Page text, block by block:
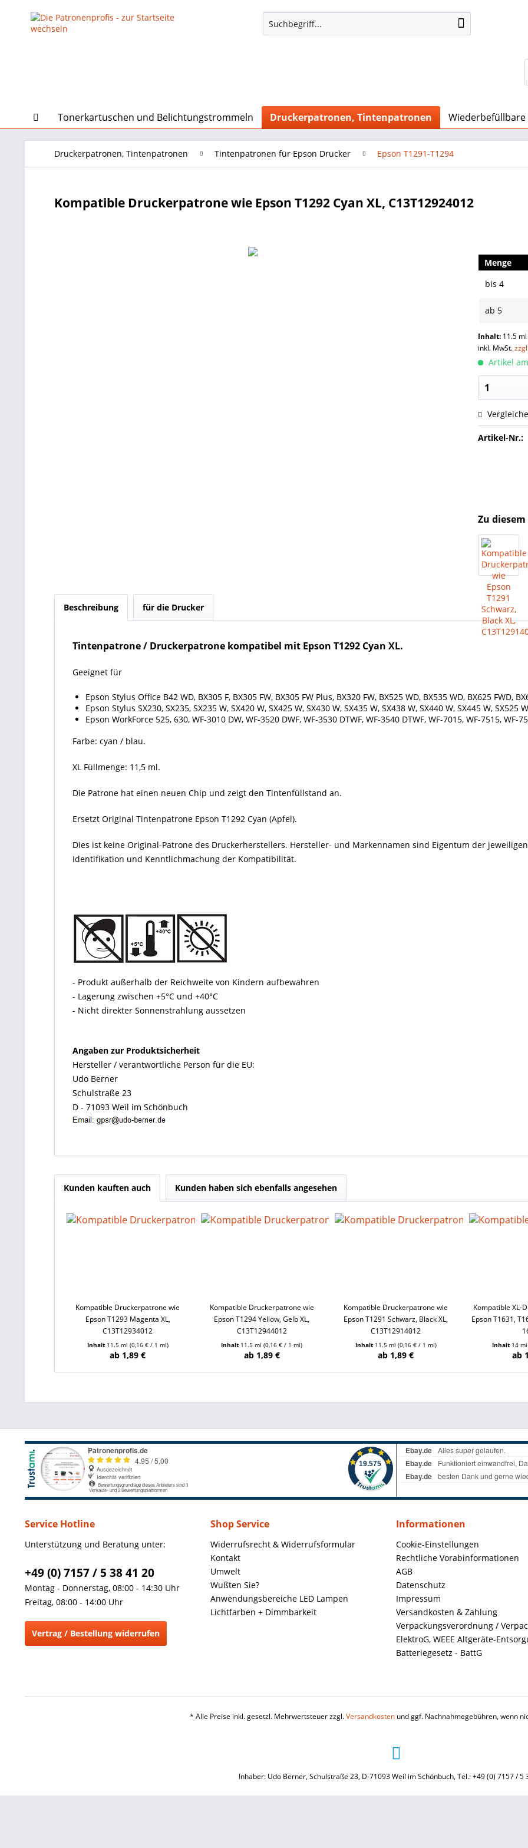
Tonerkartuschen und Belichtungstrommeln Druckerpatronen, Tintenpatronen
Druckerpatronen, Tintenpatronen Tintenpatronen für Epson Drucker Epson T1291-T1294
Kompatible Druckerpatrone wie Epson T1292 Cyan XL, C13T12924012
Menge
bis4
ab 5
Inhalt: 11.5 ml
inkl. MwSt.
Artikel
Artikel-Nr.:
Zu
Beschreibung für die Drucker
Tintenpatrone / Druckerpatrone kompatibel mit Epson T1292 Cyan XL.
Geeignet für
Epson Stylus Office B42 WD, BX305 F, BX305 FW, BX305 FW Plus, BX320 FW, BX525 WD, BX535 WD, BX625 FWD,
Epson Stylus SX230, SX235, SX235 W, SX420 W, SX425 W, SX430 W, SX435 W, SX438 W, SX440 W, SX445 W, SX525
Epson WorkForce 525, 630, WF-3010 DW, WF-3520 DWF, WF-3530 DTWF, WF-3540 DTWF, WF-7015, WF-7515, WF-
Farbe: cyan / blau.
XL Füllmenge: 11,5 ml.
Die Patrone hat einen neuen Chip und zeigt den Tintenfüllstand an.
Ersetzt Original Tintenpatrone Epson T1292 Cyan (Apfel).
Dies ist keine Original-Patrone des Druckerherstellers. Hersteller- und Markennamen sind Eigentum der
Identifikation und Kenntlichmachung der Kompatibilität.
- Produkt außerhalb der Reichweite von Kindern aufbewahren
- Lagerung zwischen +5°C und +40°C
- Nicht direkter Sonnenstrahlung aussetzen
Angaben zur Produktsicherheit
Hersteller / verantwortliche Person für die EU:
Udo Berner
Schulstraße 23
D - 71093 Weil im Schönbuch
Kunden kauften auch Kunden haben sich ebenfalls angesehen
Kompatible Druckerpatrone wie
Epson T1293 Magenta XL,
C13T12934012
Inhalt 11.5 ml (0,16 € / 1 ml)
ab 1,89 €
Kompatible Druckerpatrone wie
Epson T1294 Yellow, Gelb XL,
C13T12944012
Inhalt 11.5 ml(0,16 € / 1 ml)
ab 1,89 €
Kompatible Druckerpatrone wie
Epson T1291 Schwarz, Black XL,
C13T12914012
Inhalt 11.5 ml (0,16 € / 1 ml)
ab 1,89 €
Kompatible XL-
Epson T1631,
Inhalt 14
ab
Service Hotline
Unterstützung und Beratung unter:
+49 (0) 7157 / 5 38 41 20
Montag - Donnerstag, 08:00 - 14:30 Uhr
Freitag, 08:00 - 14:00 Uhr
Vertrag / Bestellung widerrufen
Shop Service
Widerrufsrecht & Widerrufsformular
Kontakt
Umwelt
Wußten Sie?
Anwendungsbereiche LED Lampen
Lichtfarben + Dimmbarkeit
Informationen
Cookie-Einstellungen
Rechtliche Vorabinformationen
AGB
Datenschutz
Impressum
Versandkosten & Zahlung
Verpackungsverordnung /
ElektroG, WEEE Altgeräte-
Batteriegesetz - BattG
* Alle Preise inkl. gesetzl. Mehrwertsteuer zzgl.Versandkostenund ggf. Nachnahmegebühren, wenn
Inhaber: Udo Berner, Schulstraße 23, D-71093 Weil im Schönbuch, Tel.: +49 (0) 7157 / 5